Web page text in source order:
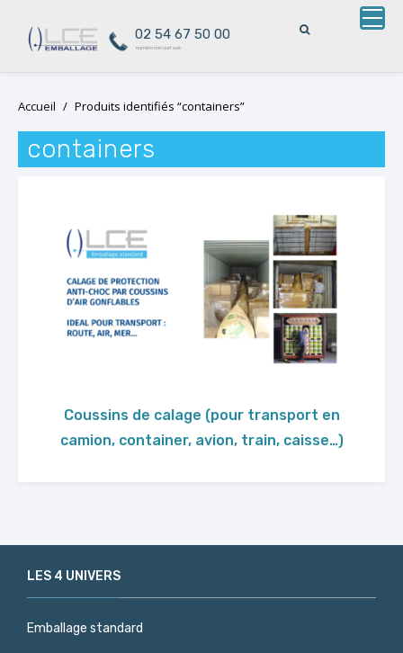
02 54 67 50 00
numéro non surtaxé
content
Accueil / Produits identifiés “containers”
containers
Coussins de calage (pour transport en
camion, container, avion, train, caisse…)
LES 4 UNIVERS
Emballage standard